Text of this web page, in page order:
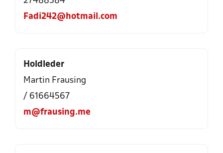
Fadi242@hotmail.com
Holdleder
Martin Frausing
/ 61664567
m@frausing.me